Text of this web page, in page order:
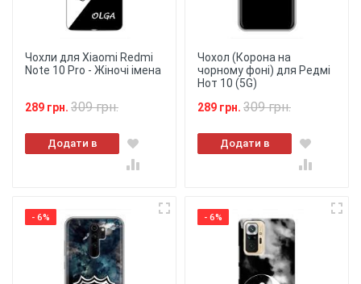
Чохли для Xiaomi Redmi
Note 10 Pro - Жіночі імена
289 грн. 309 грн.
Додати в
кошик
Чохол (Корона на
чорному фоні) для Редмі
Нот 10 (5G)
289 грн. 309 грн.
Додати в
кошик
- 6% - 6%